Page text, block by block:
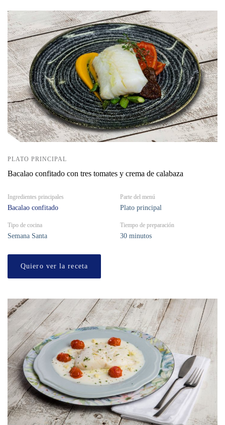
PLATO PRINCIPAL
Bacalao confitado con tres tomates y crema de calabaza
Ingredientes principales
Bacalao confitado
Tipo de cocina
Semana Santa
Parte del menú
Plato principal
Tiempo de preparación
30 minutos
Quiero ver la receta